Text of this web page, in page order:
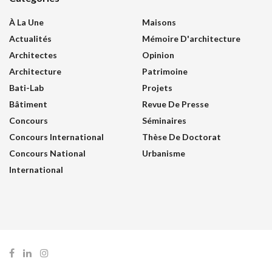
À La Une
Actualités
Architectes
Architecture
Bati-Lab
Bâtiment
Concours
Concours International
Concours National
International
Maisons
Mémoire D'architecture
Opinion
Patrimoine
Projets
Revue De Presse
Séminaires
Thèse De Doctorat
Urbanisme